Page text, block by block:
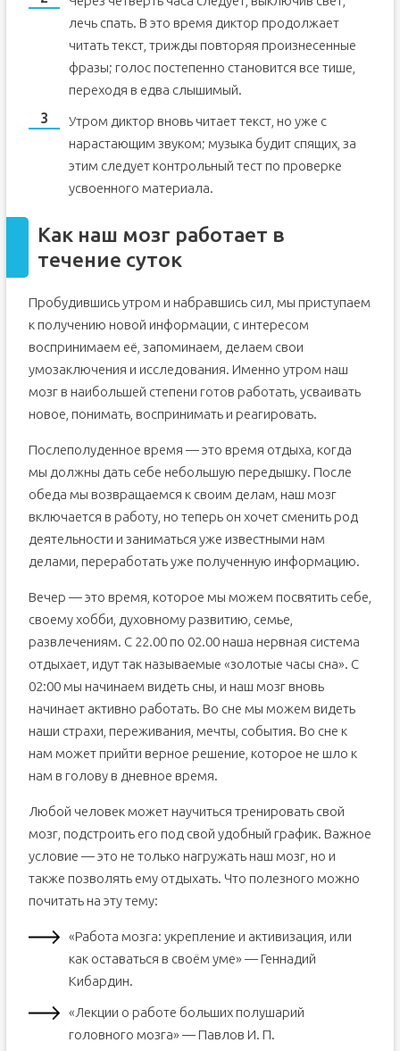
лечь спать. В это время диктор продолжает
читать текст, трижды повторяя произнесенные
фразы; голос постепенно становится все тише,
переходя в едва слышимый.
Утром диктор вновь читает текст, но уже с
нарастающим звуком; музыка будит спящих, за
этим следует контрольный тест по проверке
усвоенного материала.
Как наш мозг работает в
течение суток
Пробудившись утром и набравшись сил, мы приступаем
к получению новой информации, с интересом
воспринимаем её, запоминаем, делаем свои
умозаключения и исследования. Именно утром наш
мозг в наибольшей степени готов работать, усваивать
новое, понимать, воспринимать и реагировать.
Послеполуденное время — это время отдыха, когда
мы должны дать себе небольшую передышку. После
обеда мы возвращаемся к своим делам, наш мозг
включается в работу, но теперь он хочет сменить род
деятельности и заниматься уже известными нам
делами, переработать уже полученную информацию.
Вечер — это время, которое мы можем посвятить себе,
своему хобби, духовному развитию, семье,
развлечениям. С 22.00 по 02.00 наша нервная система
отдыхает, идут так называемые «золотые часы сна». С
02:00 мы начинаем видеть сны, и наш мозг вновь
начинает активно работать. Во сне мы можем видеть
наши страхи, переживания, мечты, события. Во сне к
нам может прийти верное решение, которое не шло к
нам в голову в дневное время.
Любой человек может научиться тренировать свой
мозг, подстроить его под свой удобный график. Важное
условие — это не только нагружать наш мозг, но и
также позволять ему отдыхать. Что полезного можно
почитать на эту тему:
«Работа мозга: укрепление и активизация, или
как оставаться в своём уме» — Геннадий
Кибардин.
«Лекции о работе больших полушарий
головного мозга» — Павлов И. П.